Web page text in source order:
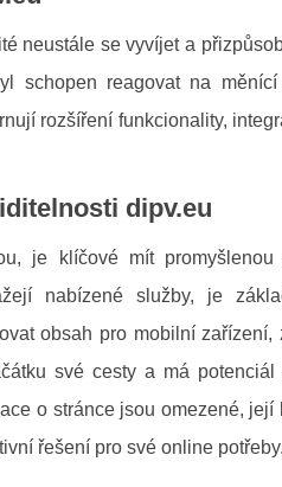
neustále se vyvíjet a
schopen reagovat na
rozšíření funkcionality,
dipv.eu
je klíčové mít
nabízené služby, je
obsah pro mobilní
své cesty a má
o stránce jsou omezené,
řešení pro své online potřeby.